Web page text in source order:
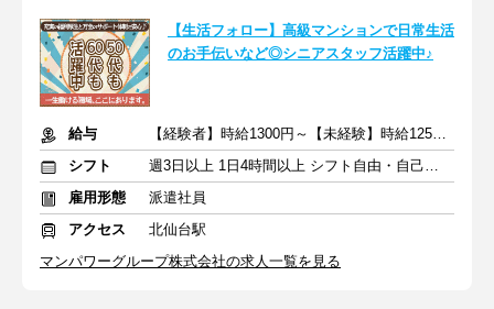
【生活フォロー】高級マンションで日常生活
のお手伝いなど◎シニアスタッフ活躍中♪
給与
【経験者】時給1300円～【未経験】時給1250円～ ※交通費全額
シフト
週3日以上 1日4時間以上 シフト自由・自己申告
雇用形態
派遣社員
アクセス
北仙台駅
マンパワーグループ株式会社の求人一覧を見る